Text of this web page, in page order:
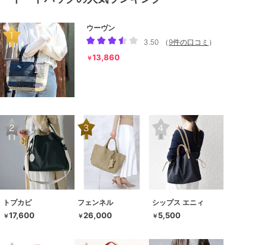
ウーヴン
3.50
（ 9件の口コミ ）
￥13,860
トプカピ
￥17,600
フェンネル
￥26,000
シップス エニィ
￥ 5,500